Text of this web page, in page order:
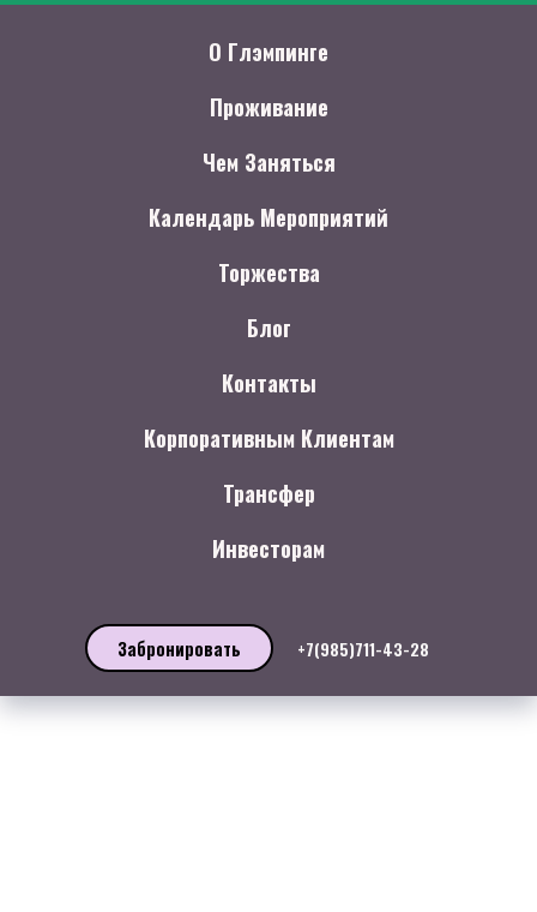
О Глэмпинге
Проживание
Чем Заняться
Календарь Мероприятий
Торжества
Блог
Контакты
Корпоративным Клиентам
Трансфер
Инвесторам
Забронировать +7(985)711-43-28